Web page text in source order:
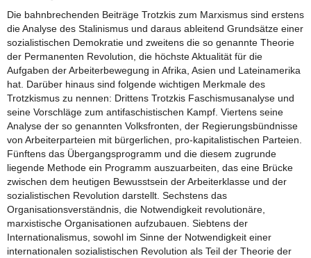
Die bahnbrechenden Beiträge Trotzkis zum Marxismus sind erstens
die Analyse des Stalinismus und daraus ableitend Grundsätze einer
sozialistischen Demokratie und zweitens die so genannte Theorie
der Permanenten Revolution, die höchste Aktualität für die
Aufgaben der Arbeiterbewegung in Afrika, Asien und Lateinamerika
hat. Darüber hinaus sind folgende wichtigen Merkmale des
Trotzkismus zu nennen: Drittens Trotzkis Faschismusanalyse und
seine Vorschläge zum antifaschistischen Kampf. Viertens seine
Analyse der so genannten Volksfronten, der Regierungsbündnisse
von Arbeiterparteien mit bürgerlichen, pro-kapitalistischen Parteien.
Fünftens das Übergangsprogramm und die diesem zugrunde
liegende Methode ein Programm auszuarbeiten, das eine Brücke
zwischen dem heutigen Bewusstsein der Arbeiterklasse und der
sozialistischen Revolution darstellt. Sechstens das
Organisationsverständnis, die Notwendigkeit revolutionäre,
marxistische Organisationen aufzubauen. Siebtens der
Internationalismus, sowohl im Sinne der Notwendigkeit einer
internationalen sozialistischen Revolution als Teil der Theorie der